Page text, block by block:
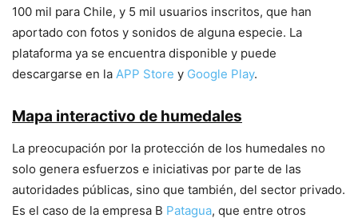
100 mil para Chile, y 5 mil usuarios inscritos, que han
aportado con fotos y sonidos de alguna especie. La
plataforma ya se encuentra disponible y puede
descargarse en la APP Store y Google Play.
Mapa interactivo de humedales
La preocupación por la protección de los humedales no
solo genera esfuerzos e iniciativas por parte de las
autoridades públicas, sino que también, del sector privado.
Es el caso de la empresa B Patagua, que entre otros